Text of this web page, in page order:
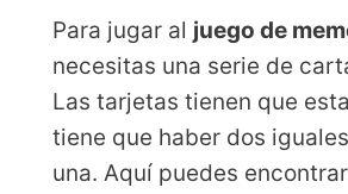
Para jugar al juego de
necesitas una serie de
Las tarjetas tienen que
tiene que haber dos
una. Aquí puedes